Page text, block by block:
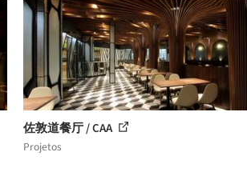
佐敦道餐厅 / CAA
Projetos